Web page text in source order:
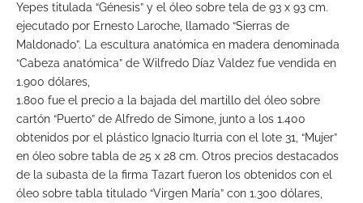
Yepes titulada “Génesis” y el óleo sobre tela de 93 x 93 cm.
ejecutado por Ernesto Laroche, llamado “Sierras de
Maldonado”. La escultura anatómica en madera denominada
“Cabeza anatómica” de Wilfredo Díaz Valdez fue vendida en
1.900 dólares,
1.800 fue el precio a la bajada del martillo del óleo sobre
cartón “Puerto” de Alfredo de Simone, junto a los 1.400
obtenidos por el plástico Ignacio Iturria con el lote 31, “Mujer”
en óleo sobre tabla de 25 x 28 cm. Otros precios destacados
de la subasta de la firma Tazart fueron los obtenidos con el
óleo sobre tabla titulado “Virgen María” con 1.300 dólares,